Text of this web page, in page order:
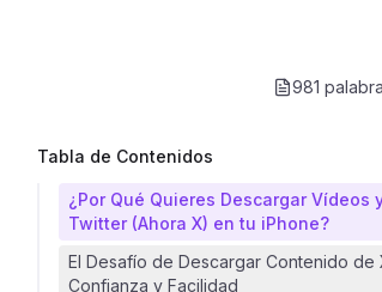
981
Tabla de Contenidos
¿Por Qué Quieres Descargar Vídeos
Twitter (Ahora X) en tu iPhone?
El Desafío de Descargar Contenido de
Confianza y Facilidad